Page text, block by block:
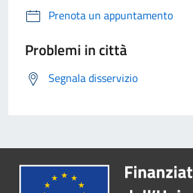
Prenota un appuntamento
Problemi in città
Segnala disservizio